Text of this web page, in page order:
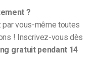
?
vous-même toutes
! Inscrivez-vous dès
gratuit pendant 14